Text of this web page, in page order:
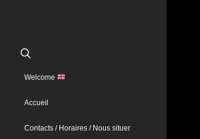
Welcome
Accueil
Contacts / Horaires / Nous situer